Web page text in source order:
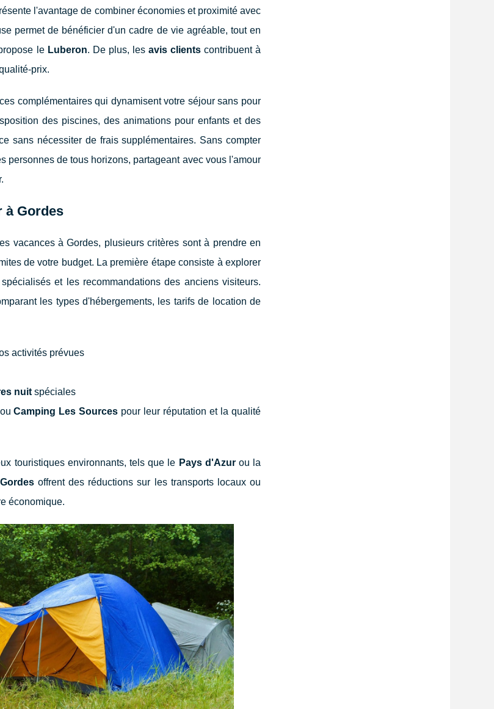
l'avantage de combiner économies et proximité avec
permet de bénéficier d'un cadre de vie agréable, tout en
le Luberon. De plus, les avis clientscontribuent à
prix.
complémentaires qui dynamisent votre séjour sans pour
des piscines, des animations pour enfants et des
sans nécessiter de frais supplémentaires. Sans compter
personnes de tous horizons, partageant avec vous l'amour
à Gordes
vacances à Gordes, plusieurs critères sont à prendre en
de votre budget. La première étape consiste à explorer
et les recommandations des anciens visiteurs.
les types d'hébergements, les tarifs de location de
activités prévues
nuit spéciales
Camping Les Sources pour leur réputation et la qualité
touristiques environnants, tels que le Pays d'Azurou la
offrent des réductions sur les transports locaux ou
économique.